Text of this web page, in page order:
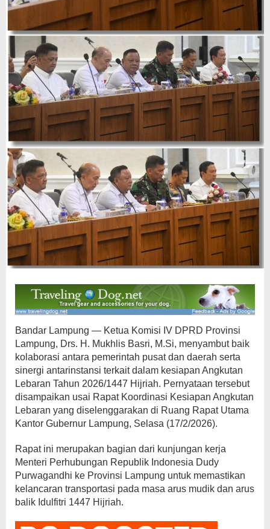
Bandar Lampung — Ketua Komisi IV DPRD Provinsi
Lampung, Drs. H. Mukhlis Basri, M.Si, menyambut baik
kolaborasi antara pemerintah pusat dan daerah serta
sinergi antarinstansi terkait dalam kesiapan Angkutan
Lebaran Tahun 2026/1447 Hijriah. Pernyataan tersebut
disampaikan usai Rapat Koordinasi Kesiapan Angkutan
Lebaran yang diselenggarakan di Ruang Rapat Utama
Kantor Gubernur Lampung, Selasa (17/2/2026).
Rapat ini merupakan bagian dari kunjungan kerja
Menteri Perhubungan Republik Indonesia Dudy
Purwagandhi ke Provinsi Lampung untuk memastikan
kelancaran transportasi pada masa arus mudik dan arus
balik Idulfitri 1447 Hijriah.